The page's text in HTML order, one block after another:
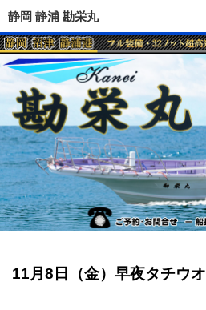
静岡 静浦 勘栄丸
11月8日（金）早夜タチウオ